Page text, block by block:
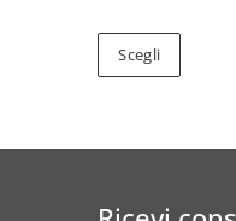
Scegli